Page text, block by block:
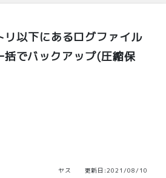
以下にあるログファイル
でバックアップ(圧縮保
ヤス 更新日:2021/08/10